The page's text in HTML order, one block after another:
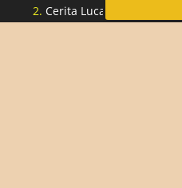
Cerita Lucah Singapore